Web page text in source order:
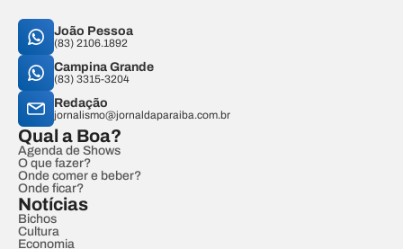
João Pessoa
(83) 2106.1892
Campina Grande
(83) 3315-3204
Redação
jornalismo@jornaldaparaiba.com.br
Qual a Boa?
Agenda de Shows
O que fazer?
Onde comer e beber?
Onde ficar?
Notícias
Bichos
Cultura
Economia